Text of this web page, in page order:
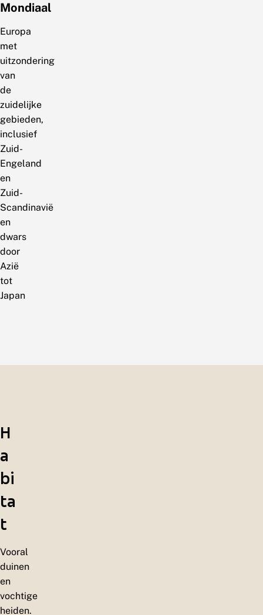
Mondiaal
Europa
met
uitzondering
van
de
zuidelijke
gebieden,
inclusief
Zuid-
Engeland
en
Zuid-
Scandinavië
en
dwars
door
Azië
tot
Japan
H
a
bi
ta
t
Vooral
duinen
en
vochtige
heiden.